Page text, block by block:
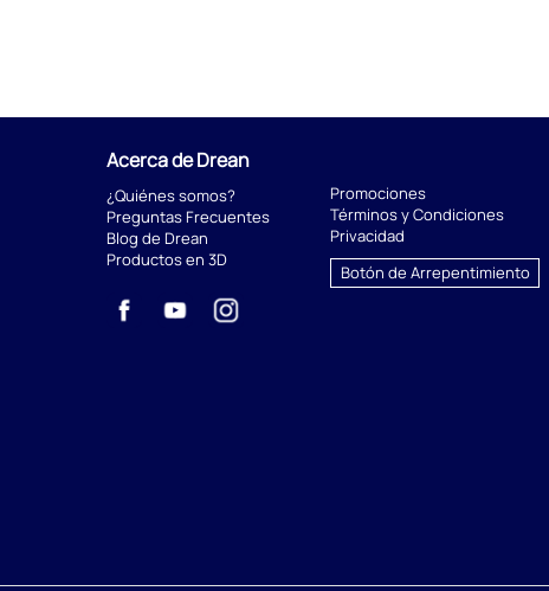
Acerca de Drean
¿Quiénes somos?
Preguntas Frecuentes
Blog de Drean
Productos en 3D
Promociones
Términos y Condiciones
Privacidad
Botón de Arrepentimiento